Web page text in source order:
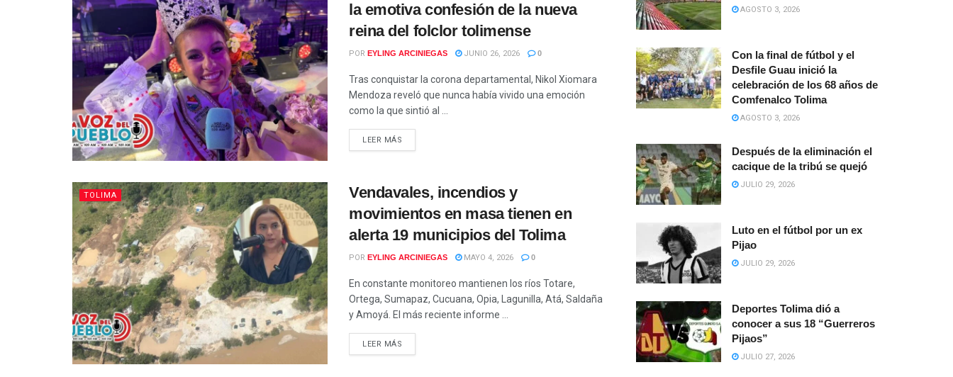
la emotiva confesión de la nueva
reina del folclor tolimense
POR EYLING ARCINIEGAS JUNIO 26, 2026 0
Tras conquistar la corona departamental, Nikol Xiomara
Mendoza reveló que nunca había vivido una emoción
como la que sintió al ...
LEER MÁS
TOLIMA
Vendavales, incendios y
movimientos en masa tienen en
alerta 19 municipios del Tolima
POR EYLING ARCINIEGAS MAYO 4, 2026 0
En constante monitoreo mantienen los ríos Totare,
Ortega, Sumapaz, Cucuana, Opia, Lagunilla, Atá, Saldaña
y Amoyá. El más reciente informe ...
LEER MÁS
AGOSTO 3, 2026
Con la final de fútbol y el
Desfile Guau inició la
celebración de los 68 años de
Comfenalco Tolima
AGOSTO 3, 2026
Después de la eliminación el
cacique de la tribú se quejó
JULIO 29, 2026
Luto en el fútbol por un ex
Pijao
JULIO 29, 2026
Deportes Tolima dió a
conocer a sus 18 “Guerreros
Pijaos”
JULIO 27, 2026